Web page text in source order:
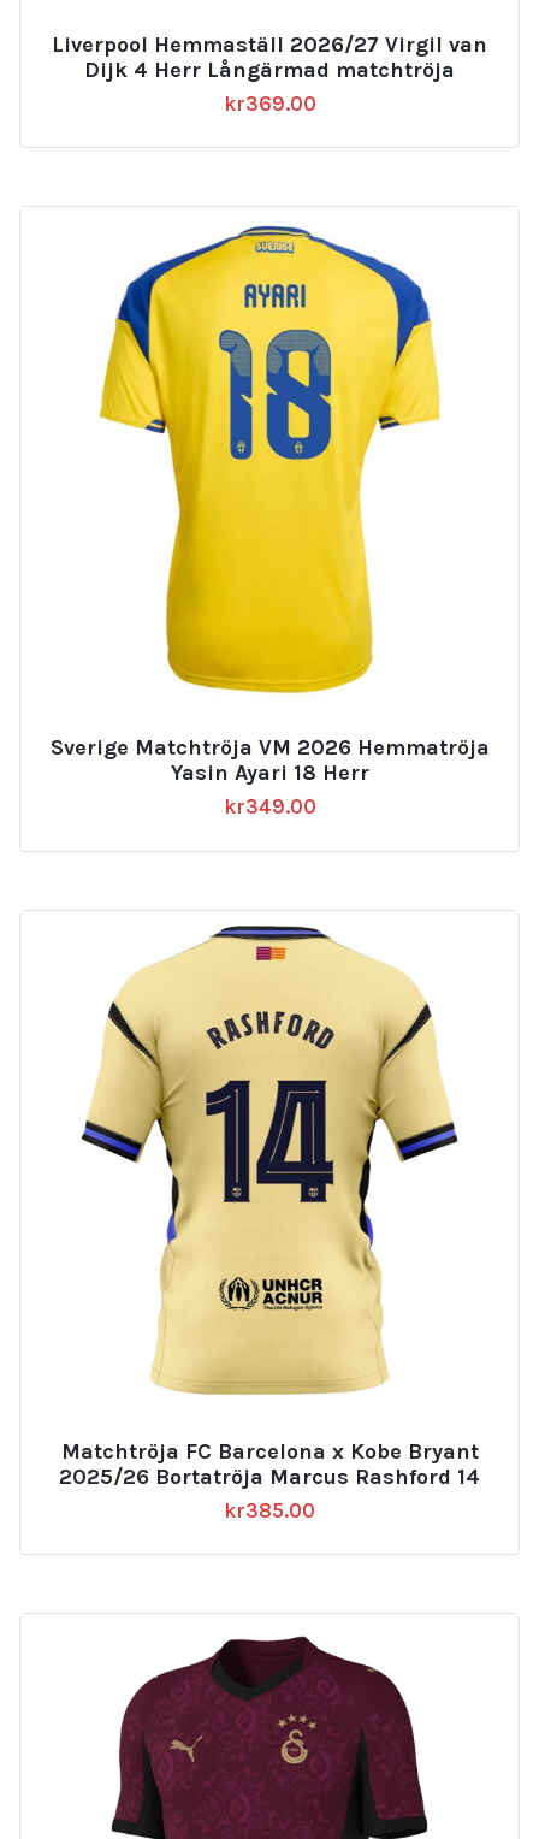
Liverpool Hemmaställ 2026/27 Virgil van
Dijk 4 Herr Långärmad matchtröja
kr369.00
Sverige Matchtröja VM 2026 Hemmatröja
Yasin Ayari 18 Herr
kr349.00
Matchtröja FC Barcelona x Kobe Bryant
2025/26 Bortatröja Marcus Rashford 14
kr385.00